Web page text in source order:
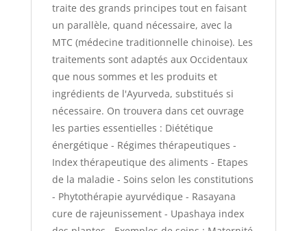
traite des grands principes tout en faisant
un parallèle, quand nécessaire, avec la
MTC (médecine traditionnelle chinoise). Les
traitements sont adaptés aux Occidentaux
que nous sommes et les produits et
ingrédients de l'Ayurveda, substitués si
nécessaire. On trouvera dans cet ouvrage
les parties essentielles : Diététique
énergétique - Régimes thérapeutiques -
Index thérapeutique des aliments - Etapes
de la maladie - Soins selon les constitutions
- Phytothérapie ayurvédique - Rasayana
cure de rajeunissement - Upashaya index